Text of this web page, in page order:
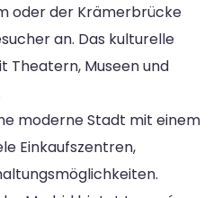
oder der Krämerbrücke
an. Das kulturelle
Theatern, Museen und
moderne Stadt mit einem
Einkaufszentren,